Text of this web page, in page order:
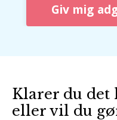
Giv mig
Klarer du det
eller vil du